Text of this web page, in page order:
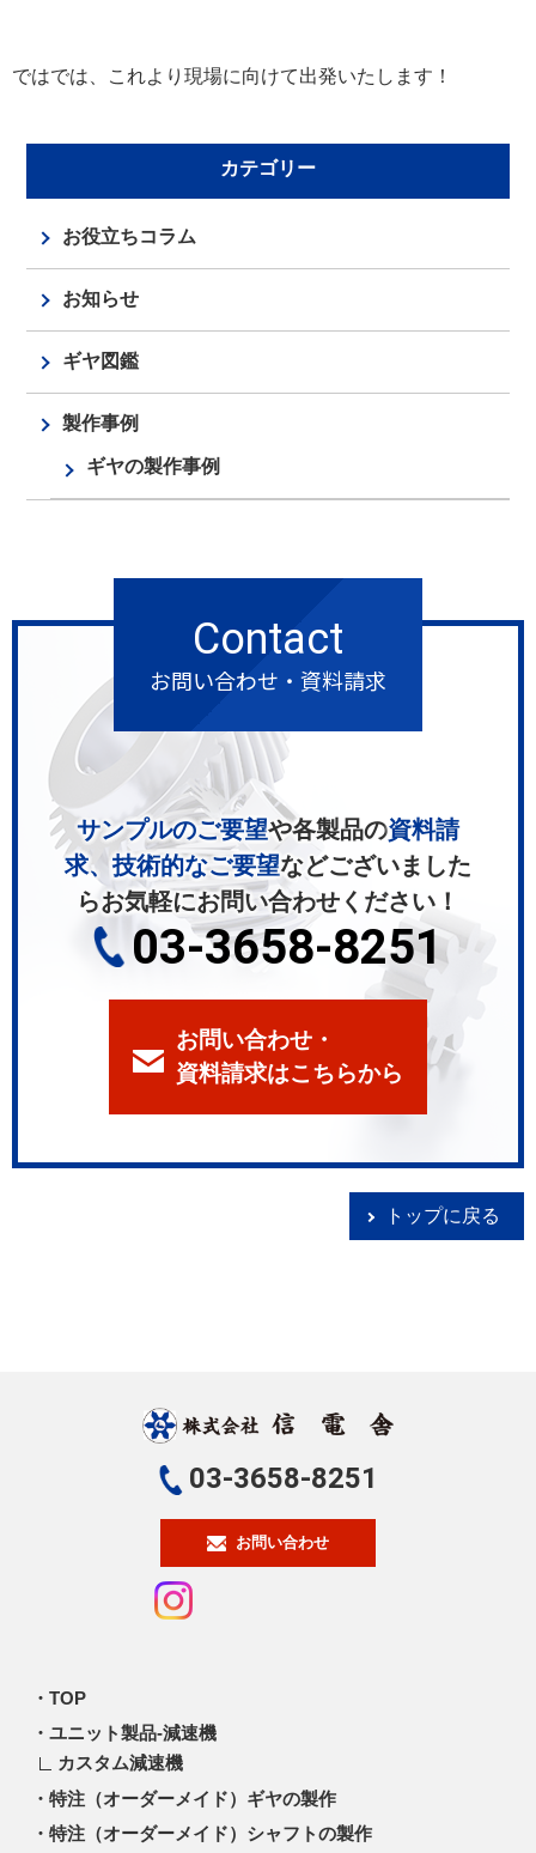
ではでは、これより現場に向けて出発いたします！
カテゴリー
お役立ちコラム
お知らせ
ギヤ図鑑
製作事例
ギヤの製作事例
Contact
お問い合わせ・資料請求
サンプルのご要望や各製品の資料請
求、技術的なご要望などございました
らお気軽にお問い合わせください！
03-3658-8251
お問い合わせ・
資料請求はこちらから
トップに戻る
03-3658-8251
お問い合わせ
TOP
ユニット製品-減速機
カスタム減速機
特注（オーダーメイド）ギヤの製作
特注（オーダーメイド）シャフトの製作